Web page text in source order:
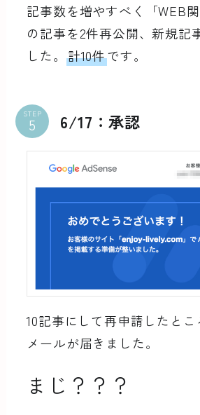
記事数を増やすべく「WEB
の記事を2件再公開、新規記
した。 計10件です。
STEP 6/17：承認
10記事にして再申請したと
メールが届きました。
まじ？？？